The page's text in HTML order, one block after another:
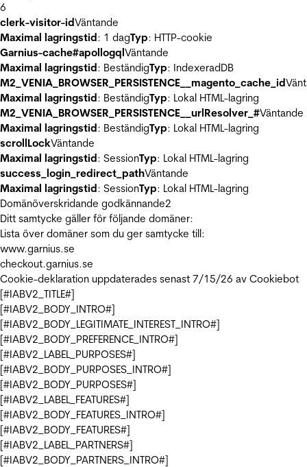
6
clerk-visitor-idVäntande
Maximal lagringstid: 1 dagTyp: HTTP-cookie
Garnius-cache#apollogqlVäntande
Maximal lagringstid: BeständigTyp: IndexeradDB
M2_VENIA_BROWSER_PERSISTENCE__magento_cache_id
Maximal lagringstid: BeständigTyp: Lokal HTML-lagring
M2_VENIA_BROWSER_PERSISTENCE__urlResolver_#Väntande
Maximal lagringstid: BeständigTyp: Lokal HTML-lagring
scrollLockVäntande
Maximal lagringstid: SessionTyp: Lokal HTML-lagring
success_login_redirect_pathVäntande
Maximal lagringstid: SessionTyp: Lokal HTML-lagring
Domänöverskridande godkännande2
Ditt samtycke gäller för följande domäner:
Lista över domäner som du ger samtycke till:
www.garnius.se
checkout.garnius.se
Cookie-deklaration uppdaterades senast 7/15/26 av Cookiebot
[#IABV2_TITLE#]
[#IABV2_BODY_INTRO#]
[#IABV2_BODY_LEGITIMATE_INTEREST_INTRO#]
[#IABV2_BODY_PREFERENCE_INTRO#]
[#IABV2_LABEL_PURPOSES#]
[#IABV2_BODY_PURPOSES_INTRO#]
[#IABV2_BODY_PURPOSES#]
[#IABV2_LABEL_FEATURES#]
[#IABV2_BODY_FEATURES_INTRO#]
[#IABV2_BODY_FEATURES#]
[#IABV2_LABEL_PARTNERS#]
[#IABV2_BODY_PARTNERS_INTRO#]